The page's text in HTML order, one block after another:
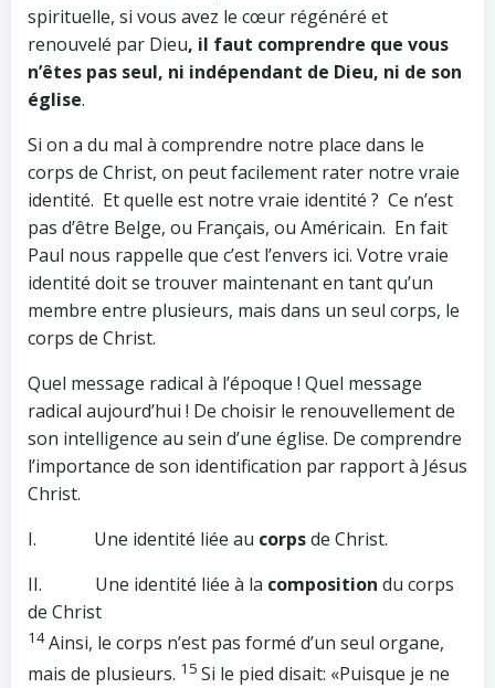
spirituelle, si vous avez le cœur régénéré et
renouvelé par Dieu, il faut comprendre que vous
n’êtes pas seul, ni indépendant de Dieu, ni de son
église.
Si on a du mal à comprendre notre place dans le
corps de Christ, on peut facilement rater notre vraie
identité. Et quelle est notre vraie identité ? Ce n’est
pas d’être Belge, ou Français, ou Américain. En fait
Paul nous rappelle que c’est l’envers ici. Votre vraie
identité doit se trouver maintenant en tant qu’un
membre entre plusieurs, mais dans un seul corps, le
corps de Christ.
Quel message radical à l’époque ! Quel message
radical aujourd’hui ! De choisir le renouvellement de
son intelligence au sein d’une église. De comprendre
l’importance de son identification par rapport à Jésus
Christ.
I. Une identité liée au corpsde Christ.
II. Une identité liée à la composition du corps
de Christ
14Ainsi, le corps n’est pas formé d’un seul organe,
mais de plusieurs. 15 Si le pied disait: «Puisque je ne